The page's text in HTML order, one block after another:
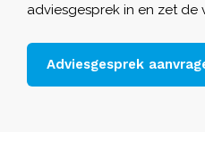
adviesgesprek in en zet de
Adviesgesprek